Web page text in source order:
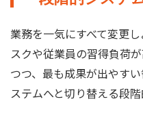
業務を一気にすべて変更
スクや従業員の習得負荷
つつ、最も成果が出やす
ステムへと切り替える段